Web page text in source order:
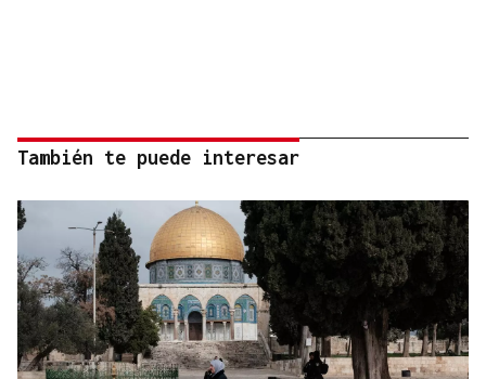
También te puede interesar